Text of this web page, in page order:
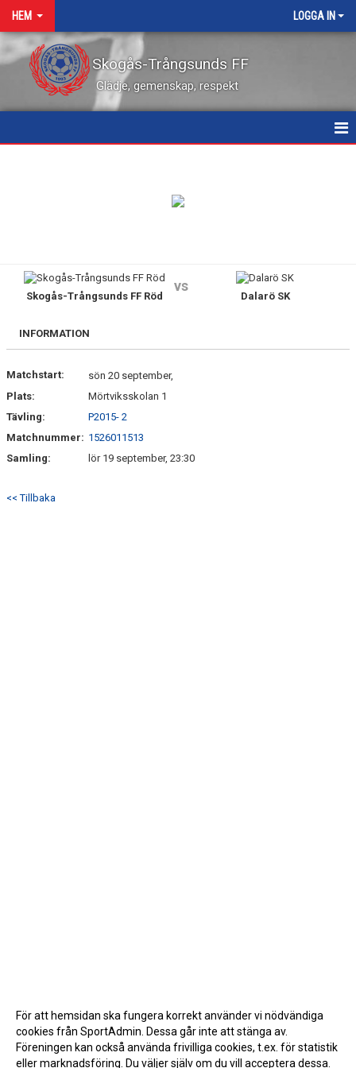
HEM LOGGA IN
Skogås-Trångsunds FF
Glädje, gemenskap, respekt
MATCHER
KONTAKT
FAQ
Skogås-Trångsunds FF Röd
vs
Dalarö SK
INFORMATION
Matchstart:
sön 20 september,
Plats:
Mörtviksskolan 1
Tävling:
P2015- 2
Matchnummer: 1526011513
Samling:
lör 19 september, 23:30
<< Tillbaka
För att hemsidan ska fungera korrekt använder vi nödvändiga
cookies från SportAdmin. Dessa går inte att stänga av.
Föreningen kan också använda frivilliga cookies, t.ex. för statistik
eller marknadsföring. Du väljer själv om du vill acceptera dessa.